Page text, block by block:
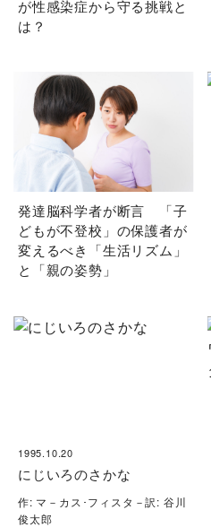
が性感染症から守る挑戦と
は？
発達脳科学者が断言 「子
どもが不登校」の保護者が
変えるべき「生活リズム」
と「親の姿勢」
1995.10.20
にじいろのさかな
作: マ－カス･フィスタ－訳: 谷川
俊太郎